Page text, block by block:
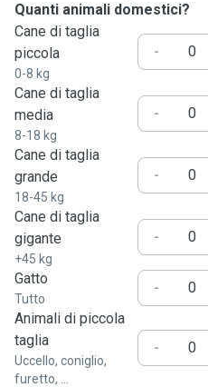
Quanti animali domestici?
Cane di taglia
piccola
0-8 kg
-
Cane di taglia
media
8-18 kg
-
Cane di taglia
grande
18-45 kg
-
Cane di taglia
gigante
+45 kg
-
Gatto
Tutto
-
Animali di piccola
taglia
Uccello, coniglio,
furetto, ...
-